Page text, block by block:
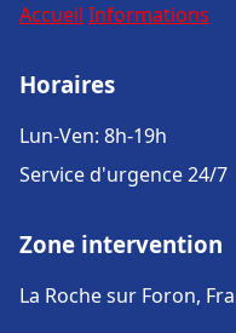
Accueil Informations
Horaires
Lun-Ven: 8h-19h
Service d'urgence 24/7
Zone intervention
La Roche sur Foron,